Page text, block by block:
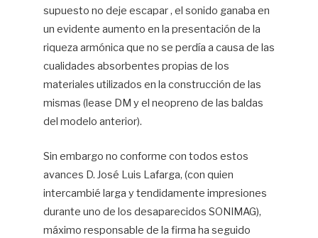
supuesto no deje escapar , el sonido ganaba en
un evidente aumento en la presentación de la
riqueza armónica que no se perdía a causa de las
cualidades absorbentes propias de los
materiales utilizados en la construcción de las
mismas (lease DM y el neopreno de las baldas
del modelo anterior).
Sin embargo no conforme con todos estos
avances D. José Luis Lafarga, (con quien
intercambié larga y tendidamente impresiones
durante uno de los desaparecidos SONIMAG),
máximo responsable de la firma ha seguido